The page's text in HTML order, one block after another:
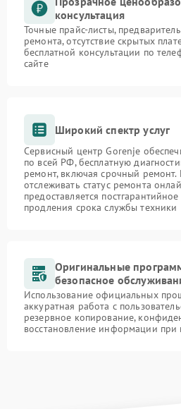
консультация
Точные прайс-листы,
ремонта, отсутствие скрытых
бесплатной консультации по
сайте
Широкий спектр услуг
Сервисный центр Gorenje
по всей РФ, бесплатную
ремонт, включая срочный ремонт.
отслеживать статус ремонта
предоставляется
продления срока службы техники
Оригинальные
безопасное
Использование официальных
аккуратная работа с
резервное копирование,
восстановление информации при